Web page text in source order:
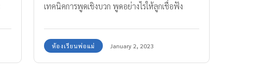
เทคนิคการพูดเชิงบวก พูดอย่างไรให้ลูกเชื่อฟัง
ห้องเรียนพ่อแม่ January 2, 2023